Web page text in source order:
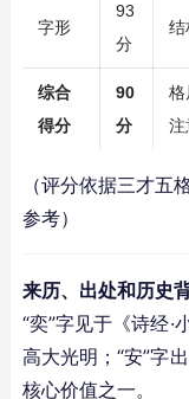
字形
93
分
结
综合
得分
90
分
格
注
（评分依据三才
参考）
来历、出处和历史
“奕”字见于《诗经·
高大光明；“安”字
核心价值之一。